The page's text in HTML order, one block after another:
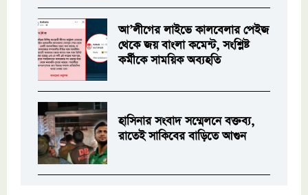
আ’লীগের লাইভে কালবেলার পেইজ
থেকে জয় বাংলা কমেন্ট, সংশ্লিষ্ট
কর্মীকে সাময়িক অব্যহতি
হাসিনার সংবাদ সম্মেলনে বক্তব্য,
রাতেই সাকিবের বাড়িতে আগুন